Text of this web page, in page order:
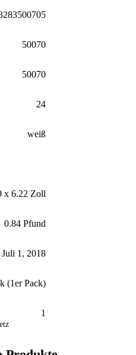
50070
50070
24
weiß
x 6.22 Zoll
0.84 Pfund
Juli 1, 2018
(1er Pack)
1